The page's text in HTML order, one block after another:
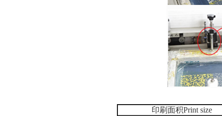
印刷面积Print size